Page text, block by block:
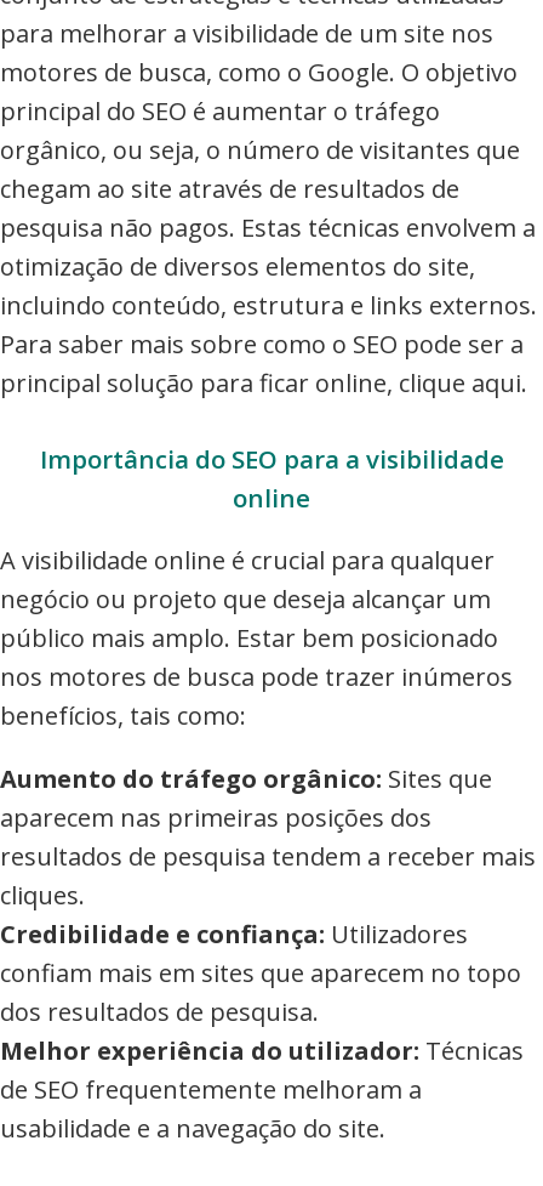
para melhorar a visibilidade de um site nos
motores de busca, como o Google. O objetivo
principal do SEO é aumentar o tráfego
orgânico, ou seja, o número de visitantes que
chegam ao site através de resultados de
pesquisa não pagos. Estas técnicas envolvem a
otimização de diversos elementos do site,
incluindo conteúdo, estrutura e links externos.
Para saber mais sobre como o SEO pode ser a
principal solução para ficar online, clique aqui.
Importância do SEO para a visibilidade
online
A visibilidade online é crucial para qualquer
negócio ou projeto que deseja alcançar um
público mais amplo. Estar bem posicionado
nos motores de busca pode trazer inúmeros
benefícios, tais como:
Aumento do tráfego orgânico: Sites que
aparecem nas primeiras posições dos
resultados de pesquisa tendem a receber mais
cliques.
Credibilidade e confiança: Utilizadores
confiam mais em sites que aparecem no topo
dos resultados de pesquisa.
Melhor experiência do utilizador: Técnicas
de SEO frequentemente melhoram a
usabilidade e a navegação do site.